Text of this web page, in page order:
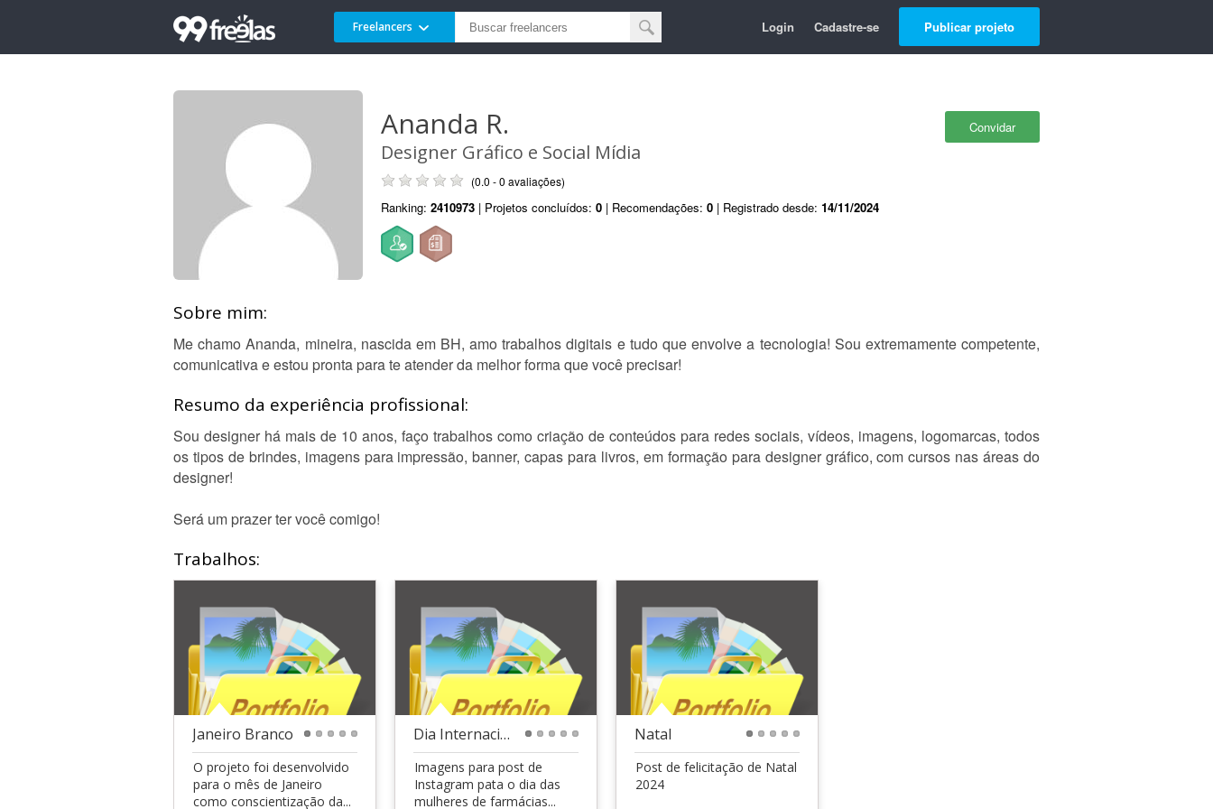
Freelancers Login Cadastre-se Publicar projeto
Convidar
Ananda R.
Designer Gráfico e Social Mídia
(0.0 - 0 avaliações)
Ranking: 2410973 | Projetos concluídos: 0 | Recomendações: 0 | Registrado desde: 14/11/2024
Sobre mim:
Me chamo Ananda, mineira, nascida em BH, amo trabalhos digitais e tudo que envolve a tecnologia! Sou extremamente competente,
comunicativa e estou pronta para te atender da melhor forma que você precisar!
Resumo da experiência profissional:
Sou designer há mais de 10 anos, faço trabalhos como criação de conteúdos para redes sociais, vídeos, imagens, logomarcas, todos
os tipos de brindes, imagens para impressão, banner, capas para livros, em formação para designer gráfico, com cursos nas áreas do
designer!
Será um prazer ter você comigo!
Trabalhos:
Janeiro Branco
O projeto foi desenvolvido
para o mês de Janeiro
como conscientização da...
Dia Internacional das Mulheres
Imagens para post de
Instagram pata o dia das
mulheres de farmácias...
Natal
Post de felicitação de Natal
2024